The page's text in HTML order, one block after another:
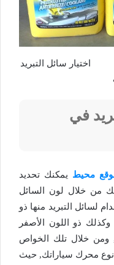
التبريد
في
محيط يمكنك تحديد
من خلال لون السائل
لسائل التبريد منها ذو
وكذلك ذو اللون الأصفر
ومن خلال تلك الخواص
نوع محرك سياراتك, حيث